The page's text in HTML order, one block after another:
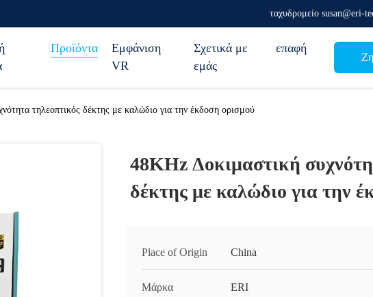
ταχυδρομείο susan@eri-
Προϊόντα
Εμφάνιση
VR
Σχετικά με
εμάς
επαφή
τηλεοπτικός δέκτης με καλώδιο για την έκδοση ορισμού
48KHz Δοκιμαστική
δέκτης με καλώδιο για την
Place of Origin China
Μάρκα ERI